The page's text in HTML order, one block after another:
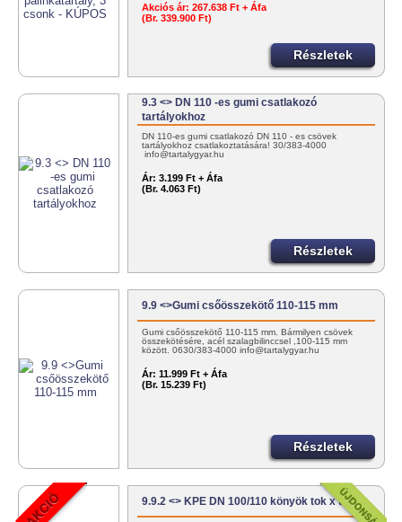
Akciós ár: 267.638 Ft + Áfa
(Br. 339.900 Ft)
Részletek
9.3 <> DN 110 -es gumi csatlakozó
tartályokhoz
DN 110-es gumi csatlakozó DN 110 - es csövek
tartályokhoz csatlakoztatására! 30/383-4000
info@tartalygyar.hu
Ár: 3.199 Ft + Áfa
(Br. 4.063 Ft)
Részletek
9.9 <>Gumi csőösszekötő 110-115 mm
Gumi csőösszekötő 110-115 mm. Bármilyen csövek
összekötésére, acél szalagbilinccsel ,100-115 mm
között. 0630/383-4000 info@tartalygyar.hu
Ár: 11.999 Ft + Áfa
(Br. 15.239 Ft)
Részletek
9.9.2 <> KPE DN 100/110 könyök tok x tok;